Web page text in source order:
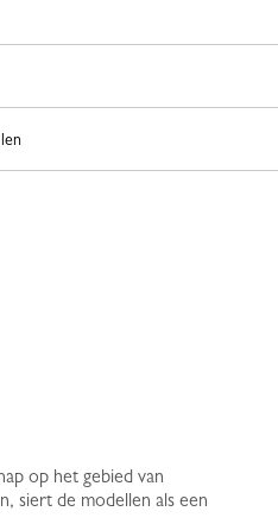
op het gebied van
siert de modellen als een